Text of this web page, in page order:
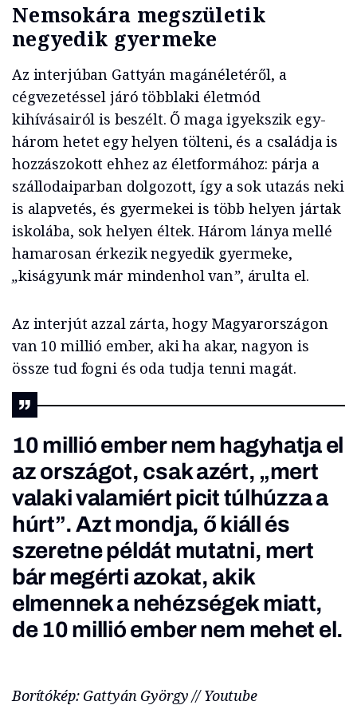
Nemsokára megszületik
negyedik gyermeke
Az interjúban Gattyán magánéletéről, a
cégvezetéssel járó többlaki életmód
kihívásairól is beszélt. Ő maga igyekszik egy-
három hetet egy helyen tölteni, és a családja is
hozzászokott ehhez az életformához: párja a
szállodaiparban dolgozott, így a sok utazás neki
is alapvetés, és gyermekei is több helyen jártak
iskolába, sok helyen éltek. Három lánya mellé
hamarosan érkezik negyedik gyermeke,
„kiságyunk már mindenhol van”, árulta el.
Az interjút azzal zárta, hogy Magyarországon
van 10 millió ember, aki ha akar, nagyon is
össze tud fogni és oda tudja tenni magát.
10 millió ember nem hagyhatja el
az országot, csak azért, „mert
valaki valamiért picit túlhúzza a
húrt”. Azt mondja, ő kiáll és
szeretne példát mutatni, mert
bár megérti azokat, akik
elmennek a nehézségek miatt,
de 10 millió ember nem mehet el.
Borítókép: Gattyán György // Youtube